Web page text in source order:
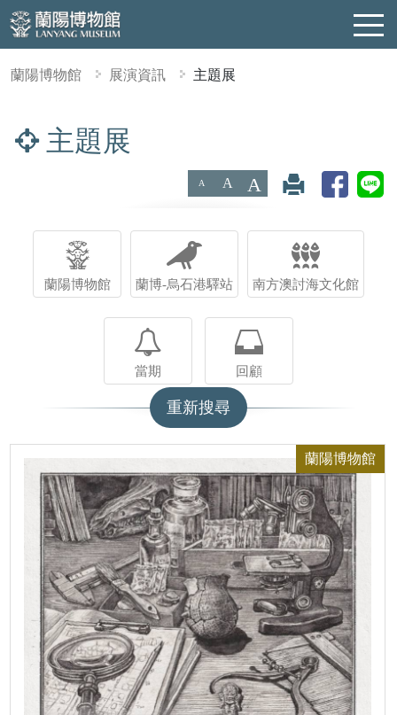
蘭陽博物館 展演資訊 主題展
主題展
A A A
蘭陽博物館 蘭博-烏石港驛站 南方澳討海文化館
當期 回顧
重新搜尋
蘭陽博物館